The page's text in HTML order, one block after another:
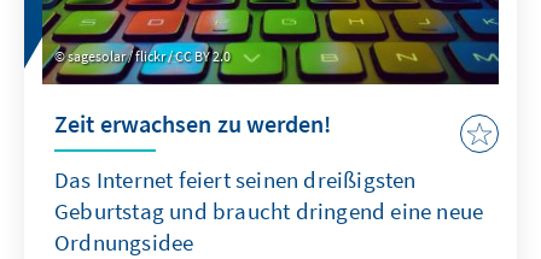
sagesolar / flickr / CC BY 2.0
Zeit erwachsen zu werden!
Das Internet feiert seinen dreißigsten
Geburtstag und braucht dringend eine neue
Ordnungsidee